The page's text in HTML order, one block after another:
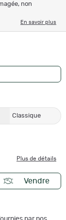
non
En savoir plus
Classique
Plus de détails
Vendre